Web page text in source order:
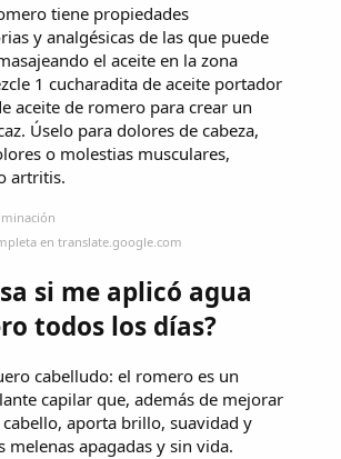
tiene propiedades
y analgésicas de las que puede
el aceite en la zona
1 cucharadita de aceite portador
aceite de romero para crear un
Úselo para dolores de cabeza,
o molestias musculares,
artritis.
en translate.google.com
si me aplicó agua
todos los días?
cabelludo: el romero es un
capilar que, además de mejorar
aporta brillo, suavidad y
melenas apagadas y sin vida.